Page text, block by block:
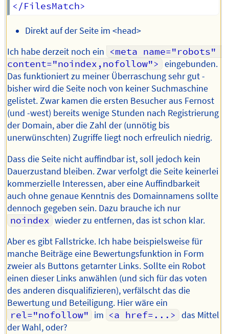
Direkt auf der Seite im <head>
Ich habe derzeit noch ein <meta name="robots"
content="noindex,nofollow"> eingebunden.
Das funktioniert zu meiner Überraschung sehr gut -
bisher wird die Seite noch von keiner Suchmaschine
gelistet. Zwar kamen die ersten Besucher aus Fernost
(und -west) bereits wenige Stunden nach Registrierung
der Domain, aber die Zahl der (unnötig bis
unerwünschten) Zugriffe liegt noch erfreulich niedrig.
Dass die Seite nicht auffindbar ist, soll jedoch kein
Dauerzustand bleiben. Zwar verfolgt die Seite keinerlei
kommerzielle Interessen, aber eine Auffindbarkeit
auch ohne genaue Kenntnis des Domainnamens sollte
dennoch gegeben sein. Dazu brauche ich nur
noindex wieder zu entfernen, das ist schon klar.
Aber es gibt Fallstricke. Ich habe beispielsweise für
manche Beiträge eine Bewertungsfunktion in Form
zweier als Buttons getarnter Links. Sollte ein Robot
einen dieser Links anwählen (und sich für das voten
des anderen disqualifizieren), verfälscht das die
Bewertung und Beteiligung. Hier wäre ein
rel="nofollow" im <a href=...> das Mittel
der Wahl, oder?